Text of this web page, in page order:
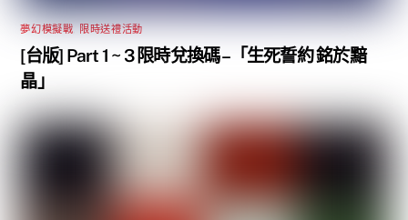
夢幻模擬戰 限時送禮活動
[台版] Part 1 ~ 3 限時兌換碼 –「生死誓約 銘於黯
晶」